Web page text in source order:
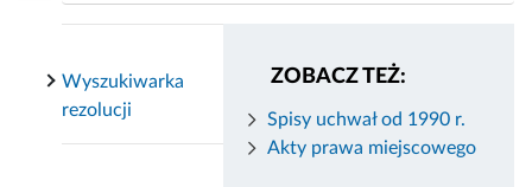
ZOBACZ TEŻ:
Spisy uchwał od 1990 r.
Akty prawa miejscowego
Wyszukiwarka
rezolucji